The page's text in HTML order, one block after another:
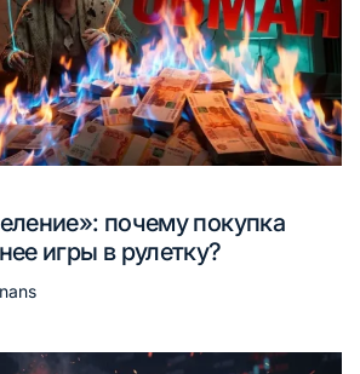
почему покупка
игры в рулетку?